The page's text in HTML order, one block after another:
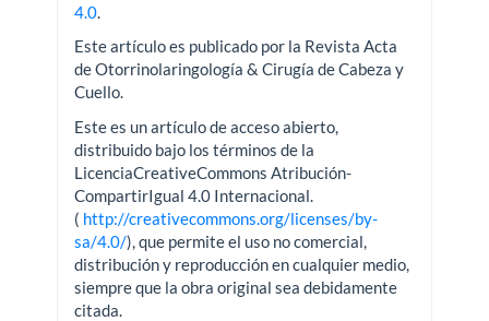
4.0.
Este artículo es publicado por la Revista Acta
de Otorrinolaringología & Cirugía de Cabeza y
Cuello.
Este es un artículo de acceso abierto,
distribuido bajo los términos de la
LicenciaCreativeCommons Atribución-
CompartirIgual 4.0 Internacional.
( http://creativecommons.org/licenses/by-
sa/4.0/), que permite el uso no comercial,
distribución y reproducción en cualquier medio,
siempre que la obra original sea debidamente
citada.